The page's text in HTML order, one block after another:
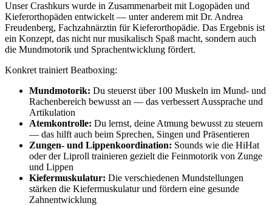
Unser Crashkurs wurde in Zusammenarbeit mit Logopäden und
Kieferorthopäden entwickelt — unter anderem mit Dr. Andrea
Freudenberg, Fachzahnärztin für Kieferorthopädie. Das Ergebnis ist
ein Konzept, das nicht nur musikalisch Spaß macht, sondern auch
die Mundmotorik und Sprachentwicklung fördert.
Konkret trainiert Beatboxing:
Mundmotorik: Du steuerst über 100 Muskeln im Mund- und
Rachenbereich bewusst an — das verbessert Aussprache und
Artikulation
Atemkontrolle: Du lernst, deine Atmung bewusst zu steuern
— das hilft auch beim Sprechen, Singen und Präsentieren
Zungen- und Lippenkoordination: Sounds wie die HiHat
oder der Liproll trainieren gezielt die Feinmotorik von Zunge
und Lippen
Kiefermuskulatur: Die verschiedenen Mundstellungen
stärken die Kiefermuskulatur und fördern eine gesunde
Zahnentwicklung